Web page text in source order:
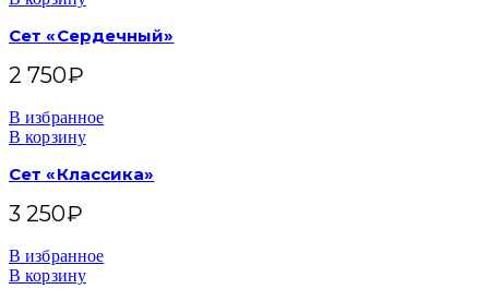
Сет «Сердечный»
2 750₽
В избранное
В корзину
Сет «Классика»
3 250₽
В избранное
В корзину